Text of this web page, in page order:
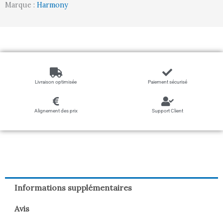
Marque : Harmony
Livraison optimisée Paiement sécurisé
Alignement des prix Support Client
Informations supplémentaires
Avis